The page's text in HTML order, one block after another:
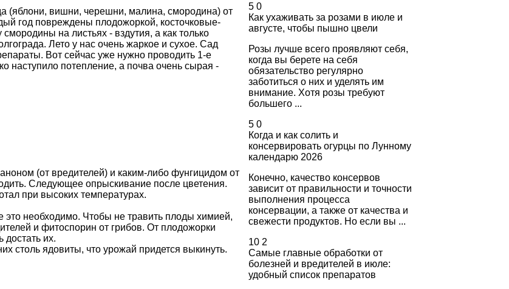
(яблони, вишни, черешни, малина, смородина) от
год повреждены плодожоркой, косточковые-
на листьях - вздутия, а как только
Лето у нас очень жаркое и сухое. Сад
Вот сейчас уже нужно проводить 1-е
наступило потепление, а почва очень сырая -
(от вредителей) и каким-либо фунгицидом от
Следующее опрыскивание после цветения.
при высоких температурах.
это необходимо. Чтобы не травить плоды химией,
и фитоспорин от грибов. От плодожорки
их.
столь ядовиты, что урожай придется выкинуть.
5 0
Как ухаживать за розами в июле и
августе, чтобы пышно цвели
Розы лучше всего проявляют себя,
когда вы берете на себя
обязательство регулярно
заботиться о них и уделять им
внимание. Хотя розы требуют
большего ...
5 0
Когда и как солить и
консервировать огурцы по Лунному
календарю 2026
Конечно, качество консервов
зависит от правильности и точности
выполнения процесса
консервации, а также от качества и
свежести продуктов. Но если вы ...
10 2
Самые главные обработки от
болезней и вредителей в июле:
удобный список препаратов